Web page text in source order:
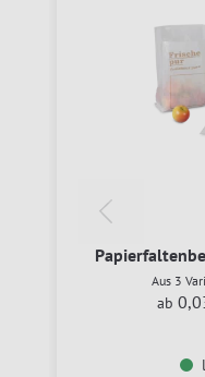
Aus 3
ab